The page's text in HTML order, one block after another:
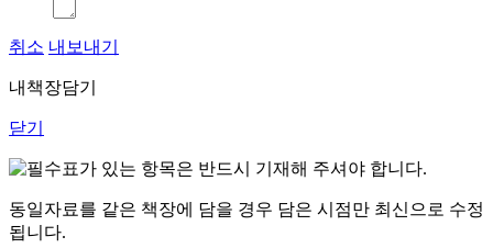
취소 내보내기
내책장담기
닫기
표가 있는 항목은 반드시 기재해 주셔야 합니다.
동일자료를 같은 책장에 담을 경우 담은 시점만 최신으로 수정
됩니다.